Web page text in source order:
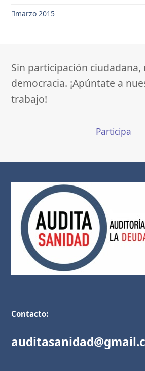
marzo 2015
Sin participación ciudadana,
democracia. ¡Apúntate a
trabajo!
Participa
Contacto: